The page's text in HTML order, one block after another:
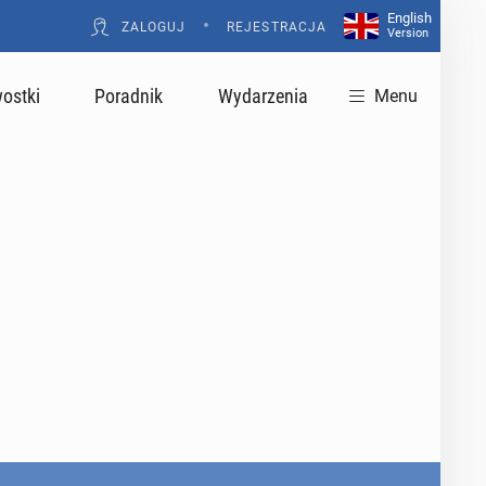
ZALOGUJ • REJESTRACJA
English
Version
Poradnik Wydarzenia Menu